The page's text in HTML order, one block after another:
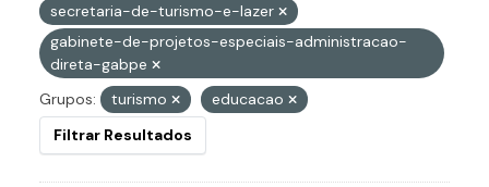
secretaria-de-turismo-e-lazer
gabinete-de-projetos-especiais-administracao-
direta-gabpe
Grupos:
turismo
educacao
Filtrar Resultados